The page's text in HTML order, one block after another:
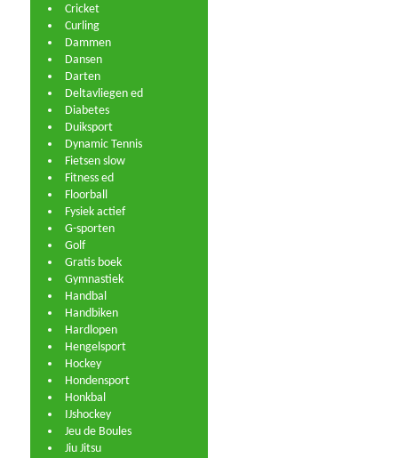
Cricket
Curling
Dammen
Dansen
Darten
Deltavliegen ed
Diabetes
Duiksport
Dynamic Tennis
Fietsen slow
Fitness ed
Floorball
Fysiek actief
G-sporten
Golf
Gratis boek
Gymnastiek
Handbal
Handbiken
Hardlopen
Hengelsport
Hockey
Hondensport
Honkbal
IJshockey
Jeu de Boules
Jiu Jitsu